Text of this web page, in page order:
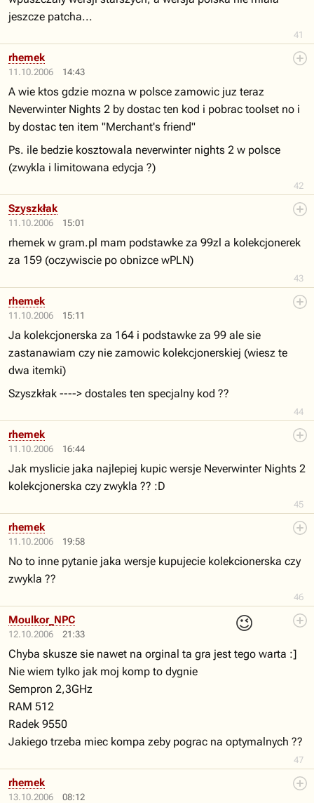
41
jeszcze patcha...
11.10.2006 14:43
42
rhemek
A wie ktos gdzie mozna w polsce zamowic juz teraz
Neverwinter Nights 2 by dostac ten kod i pobrac toolset no i
by dostac ten item "Merchant's friend"
Ps. ile bedzie kosztowala neverwinter nights 2 w polsce
(zwykla i limitowana edycja ?)
11.10.2006 15:01
43
Szyszkłak
rhemek w gram.pl mam podstawke za 99zl a kolekcjonerek
za 159 (oczywiscie po obnizce wPLN)
11.10.2006 15:11
44
rhemek
Ja kolekcjonerska za 164 i podstawke za 99 ale sie
zastanawiam czy nie zamowic kolekcjonerskiej (wiesz te
dwa itemki)
Szyszkłak ----> dostales ten specjalny kod ??
11.10.2006 16:44
45
rhemek
Jak myslicie jaka najlepiej kupic wersje Neverwinter Nights 2
kolekcjonerska czy zwykla ?? :D
11.10.2006 19:58
46
rhemek
No to inne pytanie jaka wersje kupujecie kolekcionerska czy
zwykla ??
12.10.2006 21:33
😉
47
Moulkor_NPC
Chyba skusze sie nawet na orginal ta gra jest tego warta :]
Nie wiem tylko jak moj komp to dygnie
Sempron 2,3GHz
RAM 512
Radek 9550
Jakiego trzeba miec kompa zeby pograc na optymalnych ??
13.10.2006 08:12
rhemek